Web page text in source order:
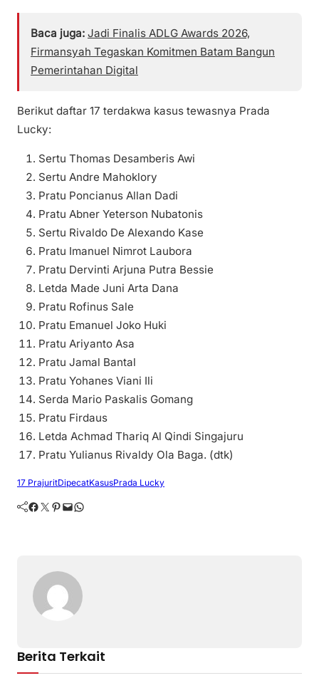
Baca juga: Jadi Finalis ADLG Awards 2026,
Firmansyah Tegaskan Komitmen Batam Bangun
Pemerintahan Digital
Berikut daftar 17 terdakwa kasus tewasnya Prada
Lucky:
Sertu Thomas Desamberis Awi
Sertu Andre Mahoklory
Pratu Poncianus Allan Dadi
Pratu Abner Yeterson Nubatonis
Sertu Rivaldo De Alexando Kase
Pratu Imanuel Nimrot Laubora
Pratu Dervinti Arjuna Putra Bessie
Letda Made Juni Arta Dana
Pratu Rofinus Sale
Pratu Emanuel Joko Huki
Pratu Ariyanto Asa
Pratu Jamal Bantal
Pratu Yohanes Viani Ili
Serda Mario Paskalis Gomang
Pratu Firdaus
Letda Achmad Thariq Al Qindi Singajuru
Pratu Yulianus Rivaldy Ola Baga. (dtk)
17 PrajuritDipecatKasusPrada Lucky
Facebook Twitter Pinterest Mail WhatsApp
Berita Terkait